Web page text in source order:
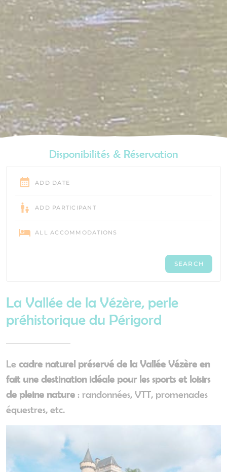
Disponibilités & Réservation
La Vallée de la Vézère, perle
préhistorique du Périgord
Le cadre naturel préservé de la Vallée Vézère en
fait une destination idéale pour les sports et loisirs
de pleine nature : randonnées, VTT, promenades
équestres, etc.